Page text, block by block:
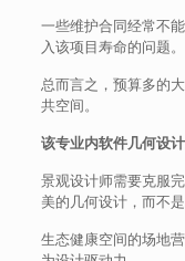
一些维护合同经常不
入该项目寿命的问题。
总而言之，预算多的
共空间。
该专业内软件几何设
景观设计师需要克服
美的几何设计，而不
生态健康空间的场地